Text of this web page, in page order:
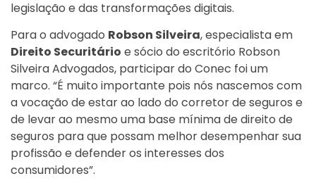
legislação e das transformações digitais.
Para o advogado Robson Silveira, especialista em
Direito Securitário e sócio do escritório Robson
Silveira Advogados, participar do Conec foi um
marco. “É muito importante pois nós nascemos com
a vocação de estar ao lado do corretor de seguros e
de levar ao mesmo uma base mínima de direito de
seguros para que possam melhor desempenhar sua
profissão e defender os interesses dos
consumidores”.